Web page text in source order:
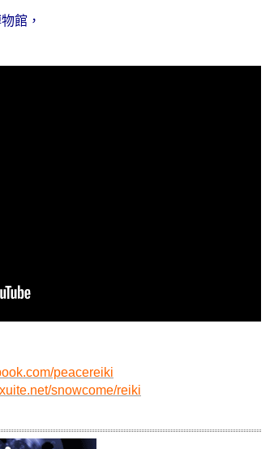
館，
peacereiki
snowcome/reiki